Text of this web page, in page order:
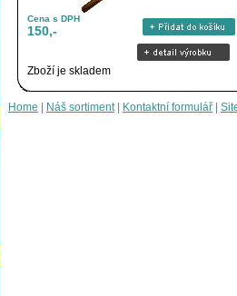
Cena s DPH
150,-
Zboží je skladem
Home Náš sortiment| Kontaktní formulář